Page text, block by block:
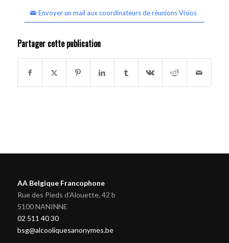
Envoyer un mail aux coordinateurs de réunions Visios
Partager cette publication
AA Belgique Francophone
Rue des Pieds d'Alouette, 42 b
5100 NANINNE
02 511 40 30
bsg@alcooliquesanonymes.be